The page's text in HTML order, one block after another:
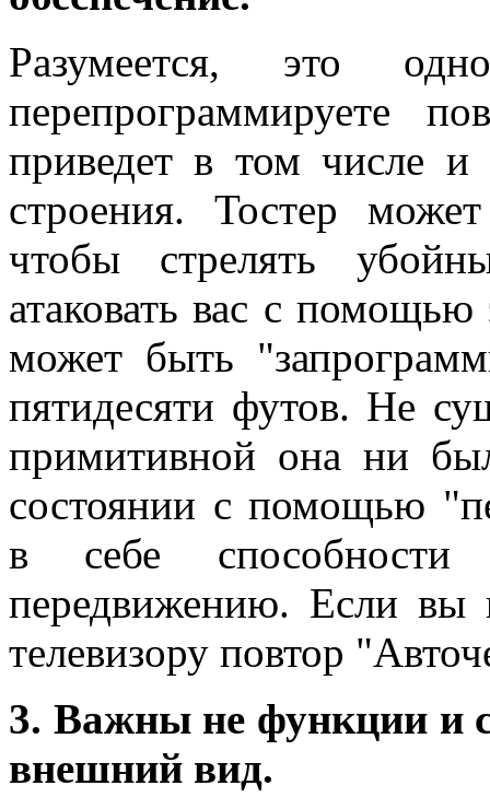
Разумеется, это
перепрограммируете
приведет в том числе и
строения. Тостер
чтобы стрелять
атаковать вас с
может быть
пятидесяти футов. Не
примитивной она ни
состоянии с помощью
в себе
передвижению. Если вы
телевизору повтор
3. Важны не функции и
внешний вид.